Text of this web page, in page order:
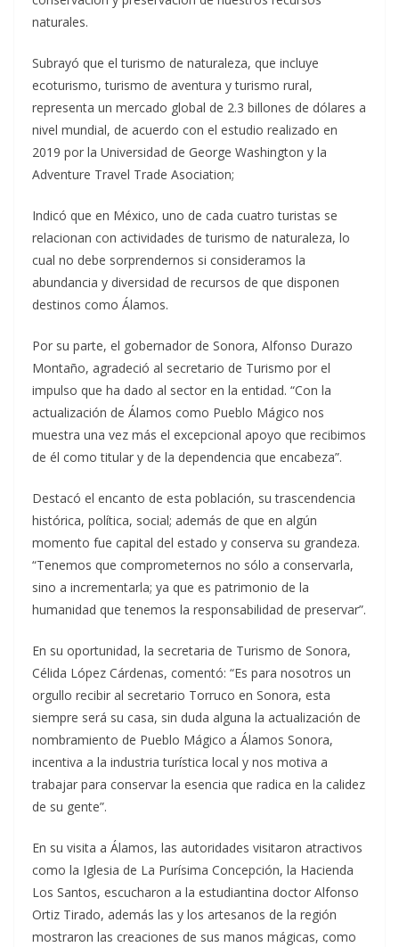
naturales.
Subrayó que el turismo de naturaleza, que incluye
ecoturismo, turismo de aventura y turismo rural,
representa un mercado global de 2.3 billones de dólares a
nivel mundial, de acuerdo con el estudio realizado en
2019 por la Universidad de George Washington y la
Adventure Travel Trade Asociation;
Indicó que en México, uno de cada cuatro turistas se
relacionan con actividades de turismo de naturaleza, lo
cual no debe sorprendernos si consideramos la
abundancia y diversidad de recursos de que disponen
destinos como Álamos.
Por su parte, el gobernador de Sonora, Alfonso Durazo
Montaño, agradeció al secretario de Turismo por el
impulso que ha dado al sector en la entidad. “Con la
actualización de Álamos como Pueblo Mágico nos
muestra una vez más el excepcional apoyo que recibimos
de él como titular y de la dependencia que encabeza”.
Destacó el encanto de esta población, su trascendencia
histórica, política, social; además de que en algún
momento fue capital del estado y conserva su grandeza.
“Tenemos que comprometernos no sólo a conservarla,
sino a incrementarla; ya que es patrimonio de la
humanidad que tenemos la responsabilidad de preservar”.
En su oportunidad, la secretaria de Turismo de Sonora,
Célida López Cárdenas, comentó: “Es para nosotros un
orgullo recibir al secretario Torruco en Sonora, esta
siempre será su casa, sin duda alguna la actualización de
nombramiento de Pueblo Mágico a Álamos Sonora,
incentiva a la industria turística local y nos motiva a
trabajar para conservar la esencia que radica en la calidez
de su gente”.
En su visita a Álamos, las autoridades visitaron atractivos
como la Iglesia de La Purísima Concepción, la Hacienda
Los Santos, escucharon a la estudiantina doctor Alfonso
Ortiz Tirado, además las y los artesanos de la región
mostraron las creaciones de sus manos mágicas, como